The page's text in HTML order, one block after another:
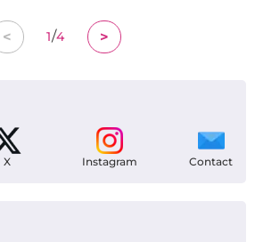
< 1/4 >
X Instagram Contact